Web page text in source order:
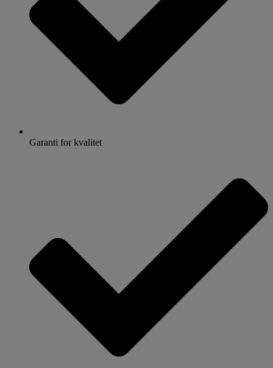
Garanti for kvalitet